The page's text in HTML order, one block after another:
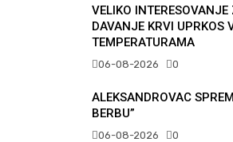
VELIKO
DAVANJE KRVI UPRKOS
TEMPERATURAMA
06-08-2026 0
ALEKSANDROVAC
BERBU”
06-08-2026 0